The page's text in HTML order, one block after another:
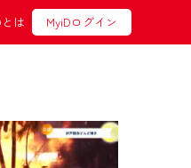
は MyiDログイン